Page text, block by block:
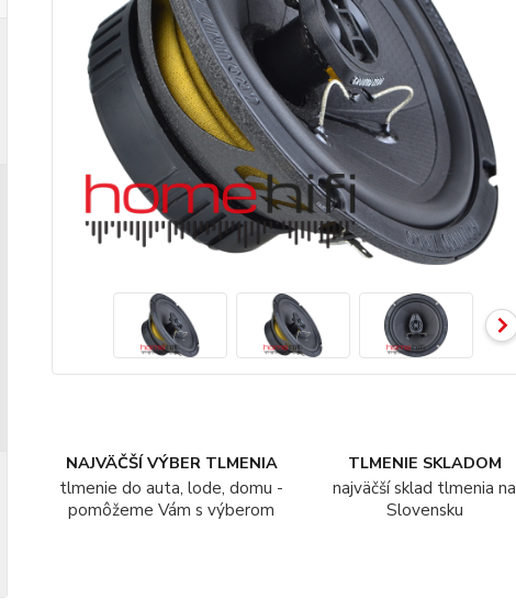
NAJVÄČŠÍ VÝBER TLMENIA
tlmenie do auta, lode, domu -
pomôžeme Vám s výberom
TLMENIE SKLADOM
najväčší sklad tlmenia na
Slovensku